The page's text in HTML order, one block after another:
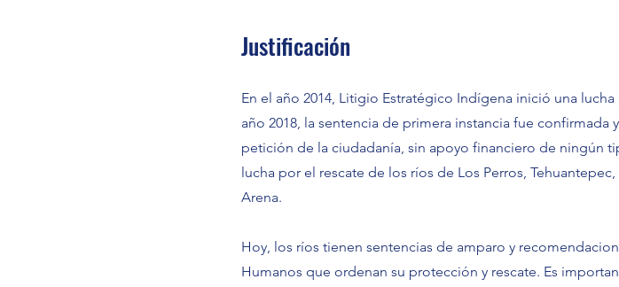
Justificación
En el año 2014, Litigio Estratégico Indígena inició una
año 2018, la sentencia de primera instancia fue confirmada
petición de la ciudadanía, sin apoyo financiero de ningún
lucha por el rescate de los ríos de Los Perros,
Arena.
Hoy, los ríos tienen sentencias de amparo y
Humanos que ordenan su protección y rescate. Es